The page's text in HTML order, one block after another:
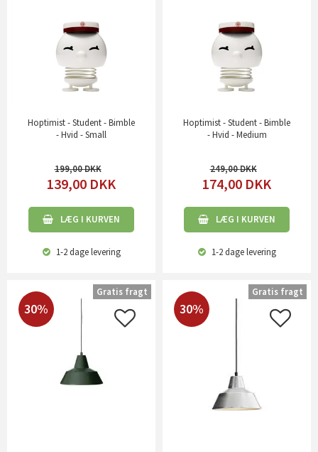
Hoptimist - Student - Bimble
- Hvid - Small
199,00
139,00 DKK
LÆG I KURVEN
1-2 dagelevering
Hoptimist - Student - Bimble
- Hvid - Medium
249,00
174,00 DKK
LÆG I KURVEN
1-2 dagelevering
30%
Gratis fragt
30%
Gratis fragt